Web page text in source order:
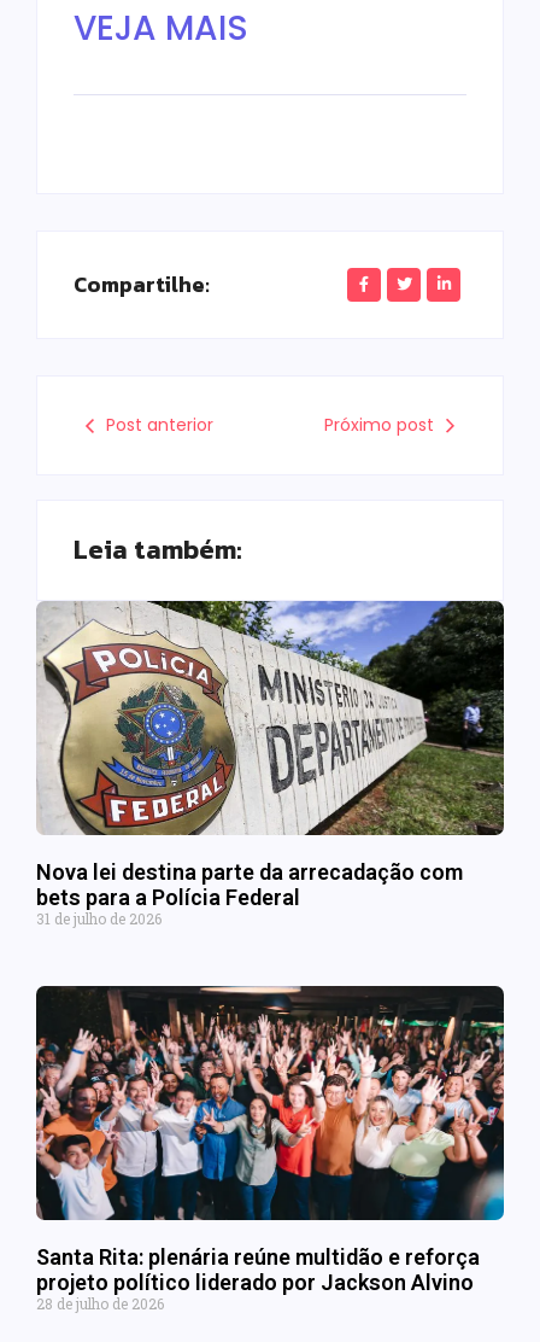
VEJA MAIS
Compartilhe:
Post anterior Próximo post
Leia também:
Nova lei destina parte da arrecadação com
bets para a Polícia Federal
31 de julho de 2026
Santa Rita: plenária reúne multidão e reforça
projeto político liderado por Jackson Alvino
28 de julho de 2026